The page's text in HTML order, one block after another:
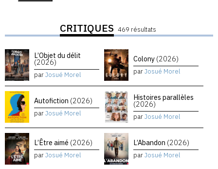
CRITIQUES 469 résultats
L’Objet du délit
(2026)
parJosué Morel
Colony (2026)
parJosué Morel
Autofiction (2026)
parJosué Morel
Histoires parallèles
(2026)
parJosué Morel
L’Être aimé (2026)
parJosué Morel
L’Abandon (2026)
parJosué Morel